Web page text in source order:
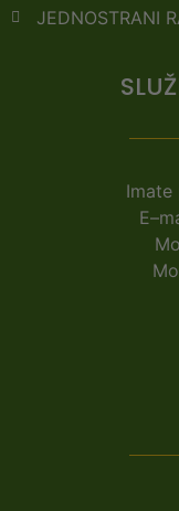
JEDNOSTRANI
Imate